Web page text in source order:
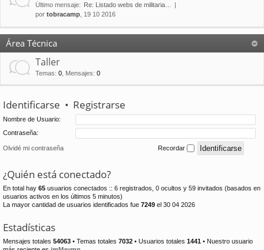
Último mensaje:
Re: Listado webs de militaria…
por tobracamp , 19 10 2016
Área Técnica
Taller
Temas: 0 Mensajes: 0
Identificarse • Registrarse
Nombre de Usuario:
Contraseña:
Olvidé mi contraseña Recordar
¿Quién está conectado?
En total hay 65 usuarios conectados :: 6 registrados, 0 ocultos y 59 invitados (basados en
usuarios activos en los últimos 5 minutos)
La mayor cantidad de usuarios identificados fue 7249 el 30 04 2026
Estadísticas
Mensajes totales 54063 • Temas totales 7032 • Usuarios totales 1441 • Nuestro usuario